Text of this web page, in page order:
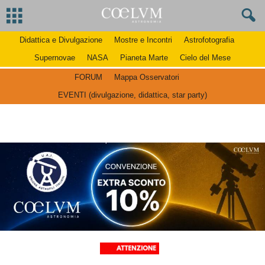
Didattica e Divulgazione Mostre e Incontri
Astrofotografia
Supernovae
NASA Pianeta Marte Cielo del Mese
FORUM
Mappa Osservatori
EVENTI (divulgazione, didattica, star party)